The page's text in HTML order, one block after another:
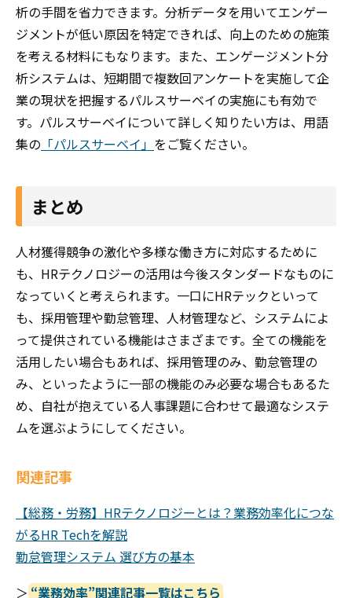
析の手間を省力できます。分析データを用いてエンゲー
ジメントが低い原因を特定できれば、向上のための施策
を考える材料にもなります。また、エンゲージメント分
析システムは、短期間で複数回アンケートを実施して企
業の現状を把握するパルスサーベイの実施にも有効で
す。パルスサーベイについて詳しく知りたい方は、用語
集の 「パルスサーベイ」 をご覧ください。
まとめ
人材獲得競争の激化や多様な働き方に対応するために
も、HRテクノロジーの活用は今後スタンダードなものに
なっていくと考えられます。一口にHRテックといって
も、採用管理や勤怠管理、人材管理など、システムによ
って提供されている機能はさまざまです。全ての機能を
活用したい場合もあれば、採用管理のみ、勤怠管理の
み、といったように一部の機能のみ必要な場合もあるた
め、自社が抱えている人事課題に合わせて最適なシステ
ムを選ぶようにしてください。
関連記事
【総務・労務】HRテクノロジーとは？業務効率化につな
がるHR Techを解説
勤怠管理システム 選び方の基本
＞ “業務効率”関連記事一覧はこちら